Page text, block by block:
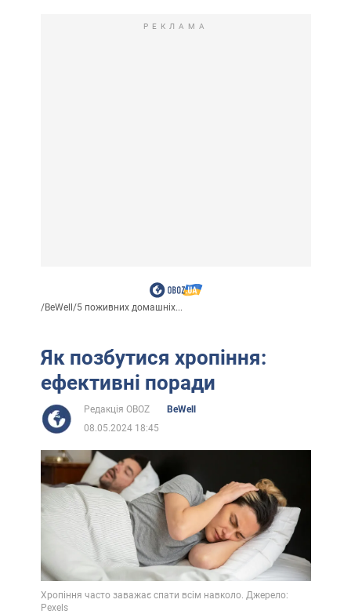
РЕКЛАМА
/BeWell /5 поживних домашніх...
Як позбутися хропіння:
ефективні поради
Редакція OBOZ
BeWell
08.05.2024 18:45
Хропіння часто заважає спати всім навколо. Джерело:
Pexels